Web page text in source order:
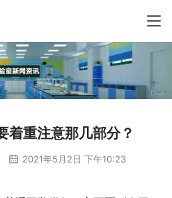
着重注意那几部分？
2021年5月2日 下午10:23